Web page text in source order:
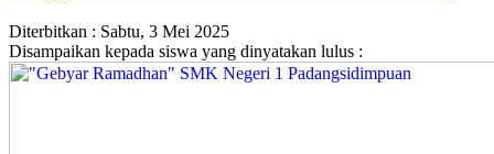
Diterbitkan : Sabtu, 3 Mei 2025
Disampaikan kepada siswa yang dinyatakan lulus :